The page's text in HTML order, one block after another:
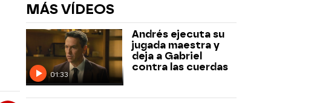
MÁS VÍDEOS
01:33
Andrés ejecuta su
jugada maestra y
deja a Gabriel
contra las cuerdas